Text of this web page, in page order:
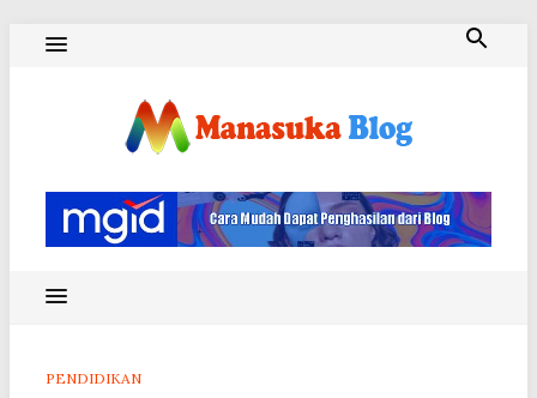
PENDIDIKAN